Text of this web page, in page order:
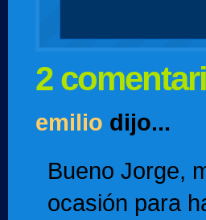
2
emilio dijo...
Bueno Jorge,
ocasión para